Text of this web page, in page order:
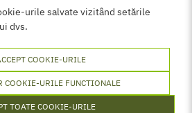
(Lobodă sălbatică),
nigra
sălbatică),Capsella
pastoris(Traista
Chenopodium
(Spanac sălbatic),
urile salvate vizitând setările
dvs.
COOKIE-URILE
COOKIE-URILE FUNCTIONALE
TOATE COOKIE-URILE